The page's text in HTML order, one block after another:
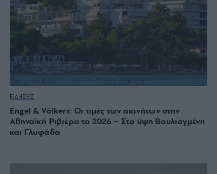
ΕΙΔΗΣΕΙΣ
Engel & Völkers: Οι τιμές των ακινήτων στην
Αθηναϊκή Ριβιέρα το 2026 – Στα ύψη Βουλιαγμένη
και Γλυφάδα